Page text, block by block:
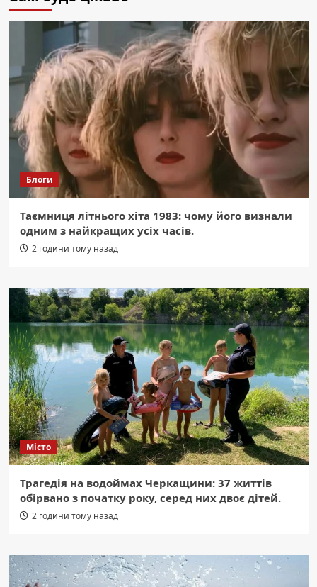
Блоги
Таємниця літнього хіта 1983: чому його визнали
одним з найкращих усіх часів.
2 години тому назад
Місто
Трагедія на водоймах Черкащини: 37 життів
обірвано з початку року, серед них двоє дітей.
2 години тому назад